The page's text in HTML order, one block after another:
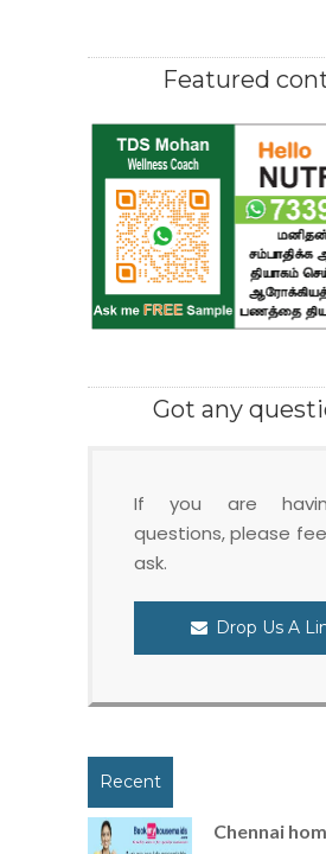
Featured
Got any
If you are
questions, please
ask.
Drop Us A
Recent
Chennai